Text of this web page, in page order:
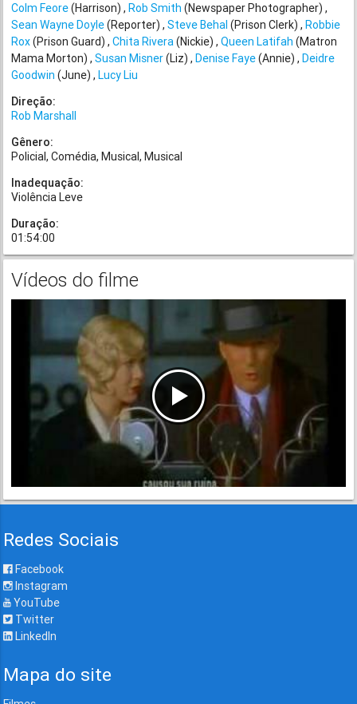
Colm Feore(Harrison) Rob Smith (Newspaper Photographer)
Sean Wayne Doyle(Reporter) Steve Behal (Prison Clerk) Robbie
Rox(Prison Guard) Chita Rivera(Nickie) Queen Latifah (Matron
Mama Morton) Susan Misner(Liz) Denise Faye(Annie) Deidre
Goodwin (June) Lucy Liu
Direção:
Rob Marshall
Gênero:
Policial Comédia Musical Musical
Inadequação:
Violência Leve
Duração:
01:54:00
Vídeos do filme
Redes Sociais
Facebook
Instagram
YouTube
Twitter
LinkedIn
Mapa do site